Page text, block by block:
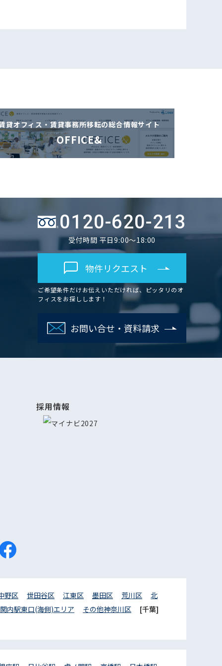
貸オフィス・賃貸事務所移転の総合情報サイト
OFFICE&
0120-620-213
受付時間 平日9:00～18:00
物件リクエスト
ご希望条件だけお伝えいただければ、ピッタリのオ
フィスをお探しします！
お問い合せ・資料請求
採用情報
野区 世田谷区 江東区 墨田区 荒川区
北
関内駅東口(海側)エリア その他神奈川区
[千葉]